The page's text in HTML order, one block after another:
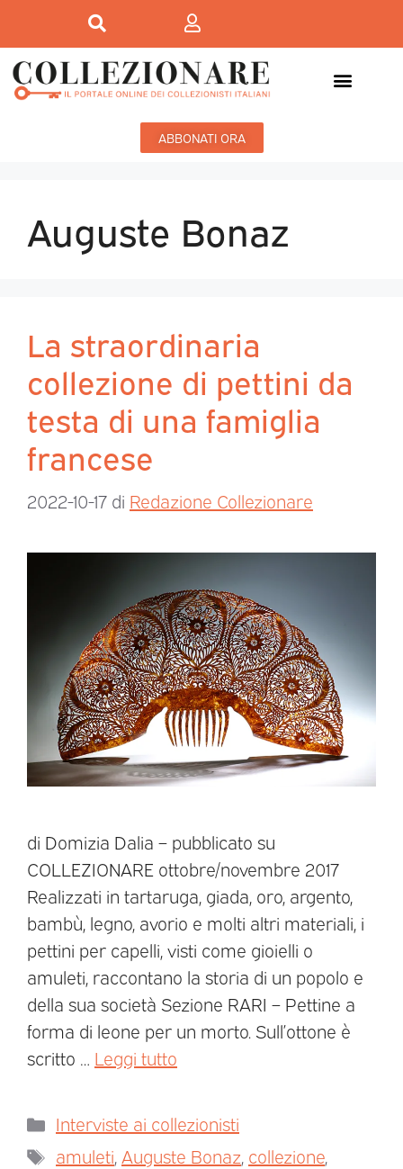
ABBONATI ORA
Auguste Bonaz
La straordinaria
collezione di pettini da
testa di una famiglia
francese
2022-10-17 di Redazione Collezionare
di Domizia Dalia – pubblicato su
COLLEZIONARE ottobre/novembre 2017
Realizzati in tartaruga, giada, oro, argento,
bambù, legno, avorio e molti altri materiali, i
pettini per capelli, visti come gioielli o
amuleti, raccontano la storia di un popolo e
della sua società Sezione RARI – Pettine a
forma di leone per un morto. Sull’ottone è
scritto … Leggi tutto
Interviste ai collezionisti
amuleti Auguste Bonaz collezione